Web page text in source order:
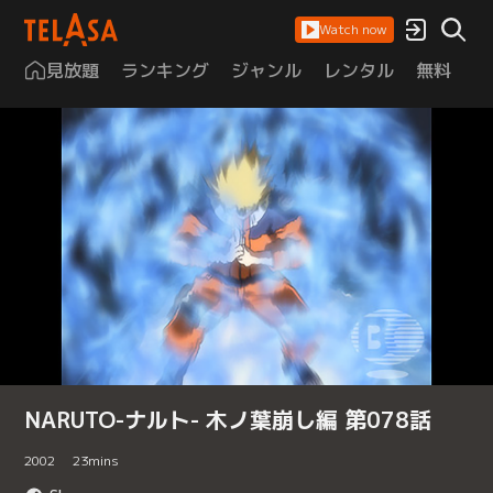
Watch now
見放題 ランキング ジャンル レンタル 無料
NARUTO-ナルト- 木ノ葉崩し編 第078話
2002 23mins